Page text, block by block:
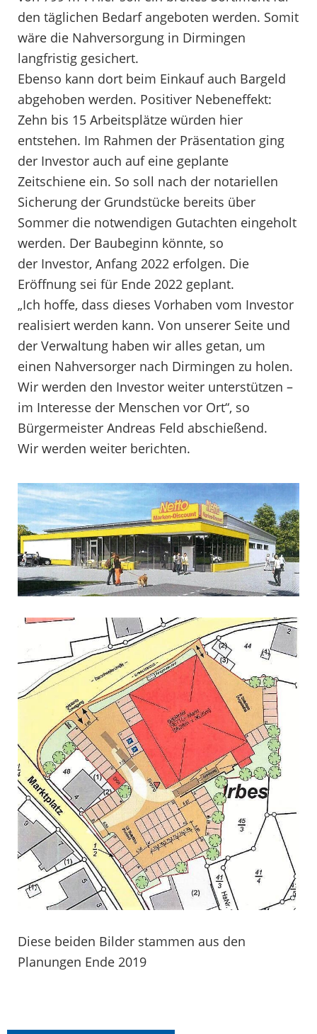
den täglichen Bedarf angeboten werden. Somit
wäre die Nahversorgung in Dirmingen
langfristig gesichert.
Ebenso kann dort beim Einkauf auch Bargeld
abgehoben werden. Positiver Nebeneffekt:
Zehn bis 15 Arbeitsplätze würden hier
entstehen. Im Rahmen der Präsentation ging
der Investor auch auf eine geplante
Zeitschiene ein. So soll nach der notariellen
Sicherung der Grundstücke bereits über
Sommer die notwendigen Gutachten eingeholt
werden. Der Baubeginn könnte, so
der Investor, Anfang 2022 erfolgen. Die
Eröffnung sei für Ende 2022 geplant.
„Ich hoffe, dass dieses Vorhaben vom Investor
realisiert werden kann. Von unserer Seite und
der Verwaltung haben wir alles getan, um
einen Nahversorger nach Dirmingen zu holen.
Wir werden den Investor weiter unterstützen –
im Interesse der Menschen vor Ort“, so
Bürgermeister Andreas Feld abschießend.
Wir werden weiter berichten.
Diese beiden Bilder stammen aus den
Planungen Ende 2019